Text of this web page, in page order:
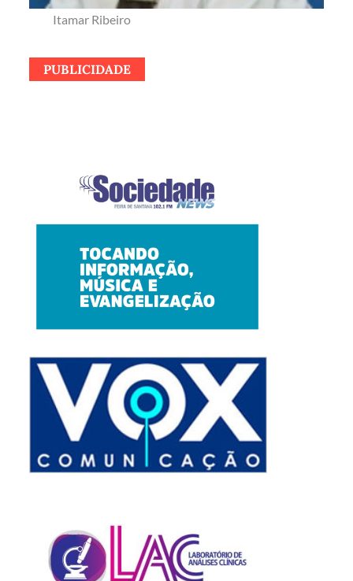
Itamar Ribeiro
PUBLICIDADE